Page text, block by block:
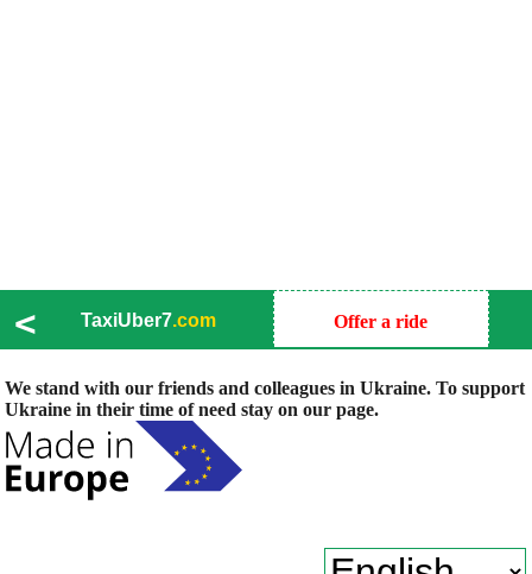
< TaxiUber7.com Offer a ride
We stand with our friends and colleagues in Ukraine. To support
Ukraine in their time of need stay on our page.